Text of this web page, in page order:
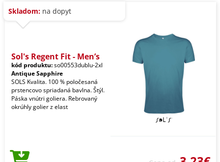
Skladom: na dopyt
Sol's Regent Fit - Men’s
kód produktu:so00553dublu-2xl
Antique Sapphire
SOLS Kvalita. 100 % poločesaná
prstencovo spriadaná bavlna. Štýl.
Páska vnútri goliera. Rebrovaný
okrúhly golier z elast